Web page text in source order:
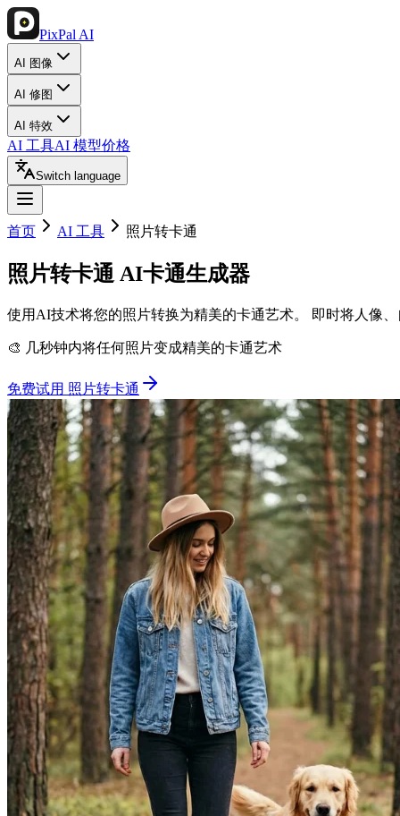
PixPal AI
AI 图像
AI 修图
AI 特效
AI 工具AI 模型价格
Switch language
首页 AI 工具 照片转卡通
照片转卡通 AI卡通生成器
使用AI技术将您的照片转换为精美的卡通艺术。 即时将人像
🎨 几秒钟内将任何照片变成精美的卡通艺术
免费试用 照片转卡通